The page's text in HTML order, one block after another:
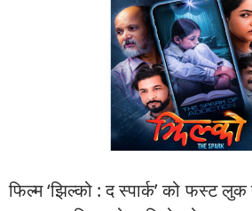
फिल्म ‘झिल्को : द स्पार्क’ को फस्ट